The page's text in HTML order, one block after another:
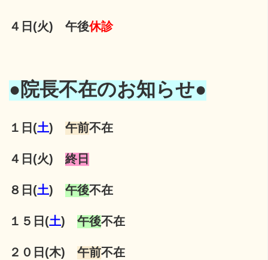
４日(火) 午後休診
●院長不在のお知らせ●
１日(土) 午前不在
４日(火) 終日
８日(土) 午後不在
１５日(土) 午後不在
２０日(木) 午前不在